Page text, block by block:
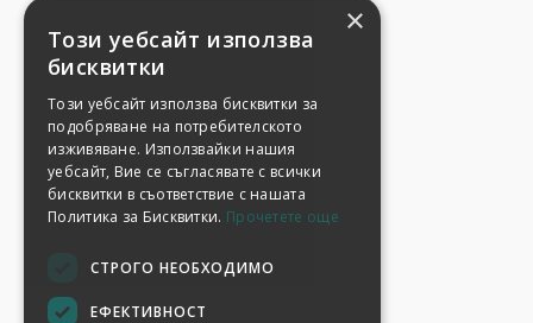
×
Този уебсайт използва
бисквитки
Този уебсайт използва бисквитки за
подобряване на потребителското
изживяване. Използвайки нашия
уебсайт, Вие се съгласявате с всички
бисквитки в съответствие с нашата
Политика за Бисквитки. Прочетете още
СТРОГО НЕОБХОДИМО
ЕФЕКТИВНОСТ